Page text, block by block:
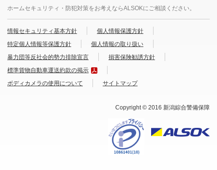
ホームセキュリティ・防犯対策をお考えならALSOKにご相談ください。
情報セキュリティ基本方針
個人情報保護方針
特定個人情報等保護方針
個人情報の取り扱い
暴力団等反社会的勢力排除宣言
損害保険勧誘方針
標準貨物自動車運送約款の掲示
ボディカメラの使用について
サイトマップ
Copyright © 2016 新潟綜合警備保障